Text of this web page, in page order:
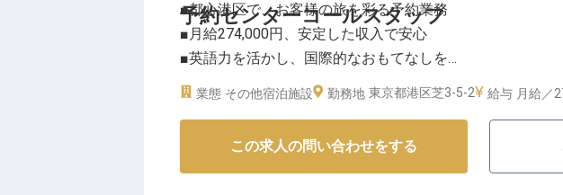
予約センターコールスタッフ
■都心港区で、お客様の旅を彩る予約業務
■月給274,000円、安定した収入で安心
■英語力を活かし、国際的なおもてなしを
■週休二日制、プライベートも充実の環境
お客様の特別なご滞在を、予約の段階から心を込めてサポ
電話やメールを通じて、国内外のお客様と接する機会が多
業態 その他宿泊施設 勤務地 東京都港区芝3-5-2 給与 月給／
この求人の問い合わせをする